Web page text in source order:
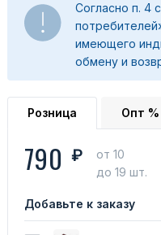
Согласно п. 4
имеющего
обмену и
Розница Опт %
790 ₽
от 10
до 19 шт.
Добавьте к заказу